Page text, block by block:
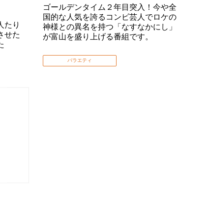
たり
せた
ゴールデンタイム２年目突入！今や全
国的な人気を誇るコンビ芸人でロケの
神様との異名を持つ「なすなかにし」
が富山を盛り上げる番組です。
バラエティ